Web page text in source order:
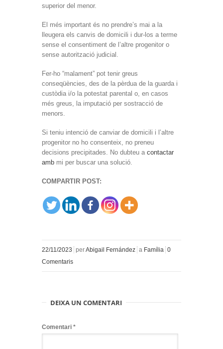
superior del menor.
El més important és no prendre’s mai a la
lleugera els canvis de domicili i dur-los a terme
sense el consentiment de l’altre progenitor o
sense autorització judicial.
Fer-ho “malament” pot tenir greus
conseqüències, des de la pèrdua de la guarda i
custòdia i/o la potestat parental o, en casos
més greus, la imputació per sostracció de
menors.
Si teniu intenció de canviar de domicili i l’altre
progenitor no ho consenteix, no preneu
decisions precipitades. No dubteu a contactar
amb mi per buscar una solució.
COMPARTIR POST:
22/11/2023 perAbigail Fernández a Família 0
Comentaris
DEIXA UN COMENTARI
Comentari *